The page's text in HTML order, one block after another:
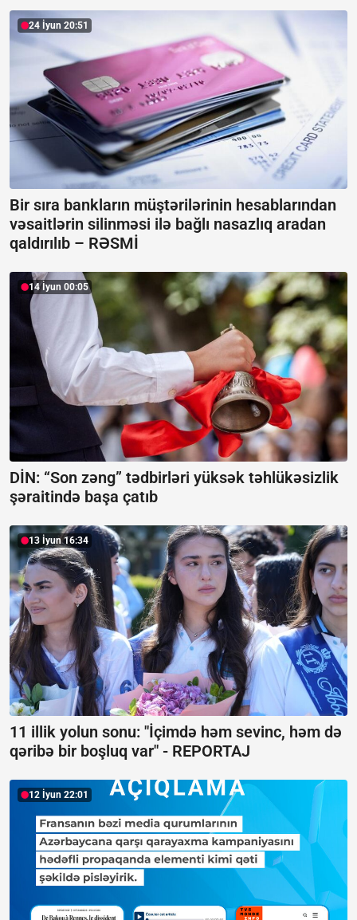
24 İyun 20:51
Bir sıra bankların müştərilərinin hesablarından
vəsaitlərin silinməsi ilə bağlı nasazlıq aradan
qaldırılıb – RƏSMİ
14 İyun 00:05
DİN: “Son zəng” tədbirləri yüksək təhlükəsizlik
şəraitində başa çatıb
13 İyun 16:34
11 illik yolun sonu: "İçimdə həm sevinc, həm də
qəribə bir boşluq var" - REPORTAJ
12 İyun 22:01